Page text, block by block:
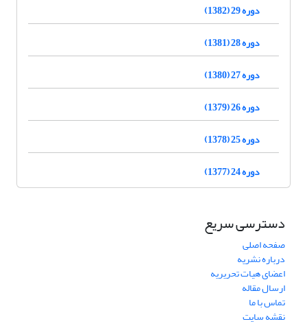
دوره 29 (1382)
دوره 28 (1381)
دوره 27 (1380)
دوره 26 (1379)
دوره 25 (1378)
دوره 24 (1377)
دسترسی سریع
صفحه اصلی
درباره نشریه
اعضای هیات تحریریه
ارسال مقاله
تماس با ما
نقشه سایت